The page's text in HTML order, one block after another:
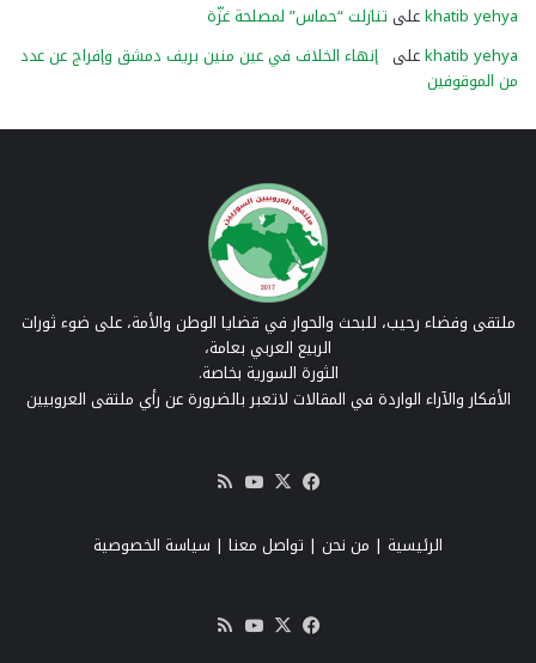
khatib yehyaعلى تنازلت “حماس” لمصلحة غزّة
khatib yehyaعلى إنهاء الخلاف في عين منين بريف دمشق وإفراج عن عدد
من الموقوفين
ملتقى وفضاء رحيب، للبحث والحوار في قضايا الوطن والأمة، على ضوء ثورات
الربيع العربي بعامة،
الثورة السورية بخاصة.
الأفكار والآراء الواردة في المقالات لاتعبر بالضرورة عن رأي ملتقى العروبيين
فيسبوك
‫X
‫YouTube
RSS
الرئيسية | من نحن | تواصل معنا | سياسة الخصوصية
فيسبوك
‫X
‫YouTube